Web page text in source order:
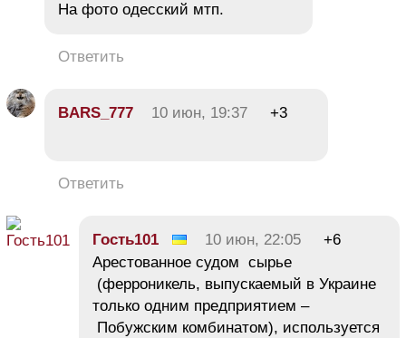
На фото одесский мтп.
Ответить
BARS_777 10 июн, 19:37 +3
Ответить
Гость101 10 июн, 22:05
+6
Арестованное судом сырье
(ферроникель, выпускаемый в Украине
только одним предприятием –
Побужским комбинатом), используется